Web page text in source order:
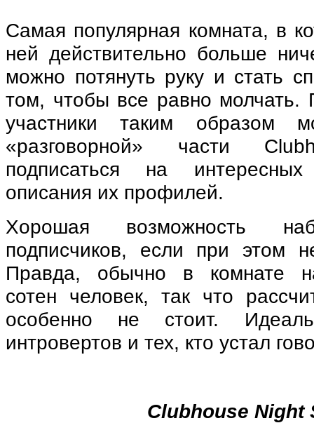
Самая популярная комната, в
ней действительно больше
можно потянуть руку и стать
том, чтобы все равно молчать.
участники таким образом
«разговорной» части
подписаться на
описания их профилей.
Хорошая возможность
подписчиков, если при этом
Правда, обычно в комнате
сотен человек, так что
особенно не стоит.
интровертов и тех, кто устал
Clubhouse Night